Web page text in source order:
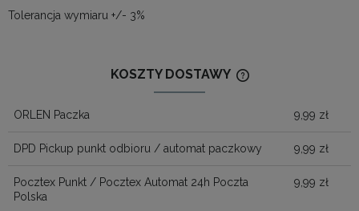
Tolerancja wymiaru +/- 3%
KOSZTY DOSTAWY
ORLEN Paczka 9,99 zł
DPD Pickup punkt odbioru / automat paczkowy 9,99 zł
Pocztex Punkt / Pocztex Automat 24h Poczta
Polska
9,99 zł